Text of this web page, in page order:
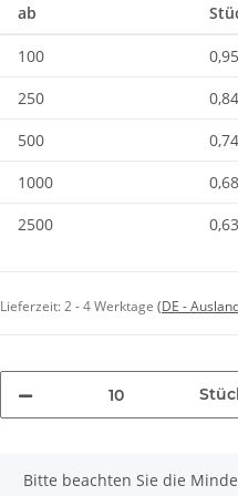
ab
100
250
500
1000
2500
Lieferzeit:2 - 4 Werktage (DE -
x
Bitte beachten Sie die